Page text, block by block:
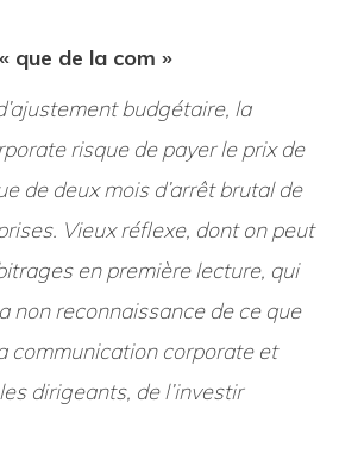
que de la com »
budgétaire, la
risque de payer le prix de
de deux mois d’arrêt brutal de
Vieux réflexe, dont on peut
en première lecture, qui
non reconnaissance de ce que
communication corporate et
dirigeants, de l’investir